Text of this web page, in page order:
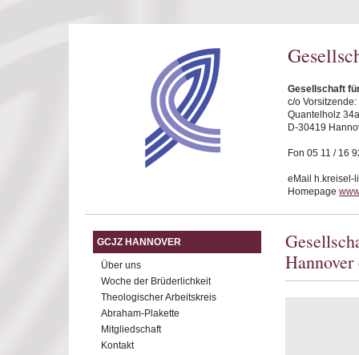
Gesellschaft
c/o
Quantelholz 34a
D-30419
Fon 05 11 / 16
eMail h.kreisel-
Homepage
GCJZ HANNOVER
Über uns
Woche der Brüderlichkeit
Theologischer Arbeitskreis
Abraham-Plakette
Mitgliedschaft
Kontakt
Hannover